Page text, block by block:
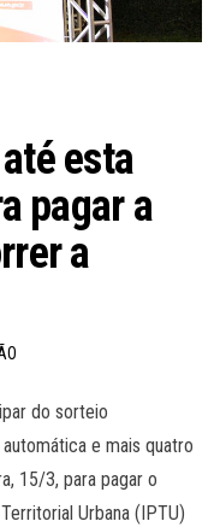
esta
pagar a
a
do sorteio
e mais quatro
15/3, para pagar o
Urbana (IPTU)